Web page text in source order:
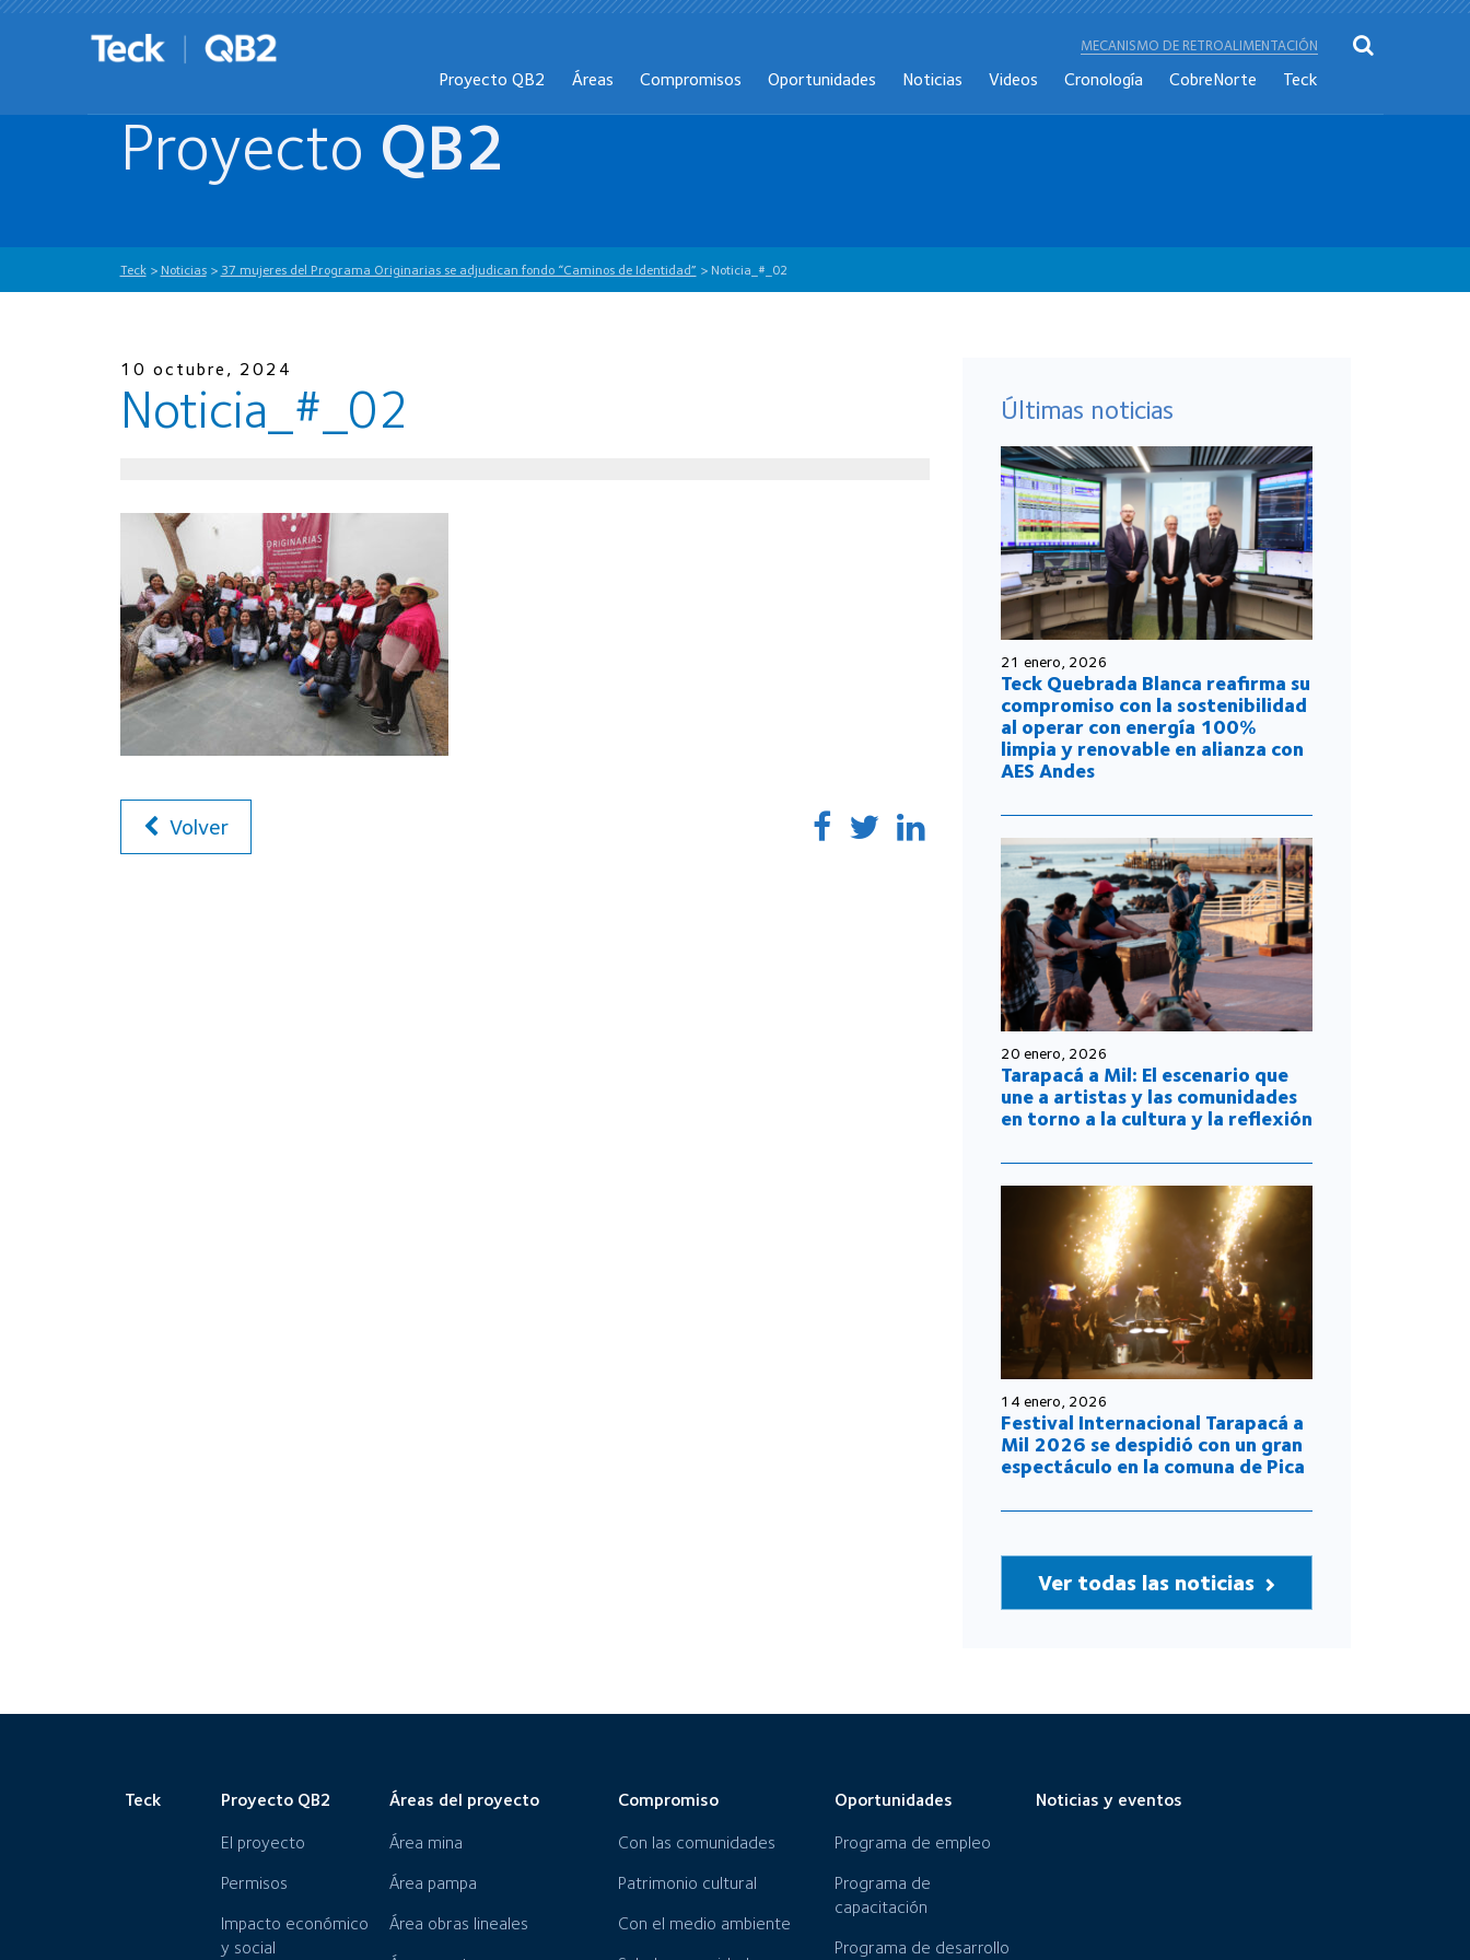
MECANISMO DE RETROALIMENTACIÓN
Proyecto QB2 Áreas Compromisos Oportunidades Noticias Videos Cronología CobreNorte Teck
Proyecto QB2
Teck> Noticias> 37 mujeres del Programa Originarias se adjudican fondo “Caminos de Identidad” > Noticia_#_02
10 octubre, 2024
Noticia_#_02
Volver
Últimas noticias
21 enero, 2026
Teck Quebrada Blanca reafirma su
compromiso con la sostenibilidad
al operar con energía 100%
limpia y renovable en alianza con
AES Andes
20 enero, 2026
Tarapacá a Mil: El escenario que
une a artistas y las comunidades
en torno a la cultura y la reflexión
14 enero, 2026
Festival Internacional Tarapacá a
Mil 2026 se despidió con un gran
espectáculo en la comuna de Pica
Ver todas las noticias
Teck Proyecto QB2
El proyecto
Permisos
Impacto económico
y social
Áreas del proyecto
Área mina
Área pampa
Área obras lineales
Compromiso
Con las comunidades
Patrimonio cultural
Con el medio ambiente
Oportunidades
Programa de empleo
Programa de
capacitación
Programa de desarrollo
Noticias y eventos